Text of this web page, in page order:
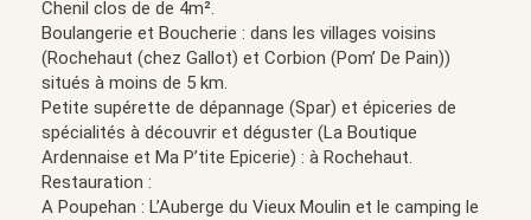
Chenil clos de de 4m².
Boulangerie et Boucherie : dans les villages voisins
(Rochehaut (chez Gallot) et Corbion (Pom’ De Pain))
situés à moins de 5 km.
Petite supérette de dépannage (Spar) et épiceries de
spécialités à découvrir et déguster (La Boutique
Ardennaise et Ma P’tite Epicerie) : à Rochehaut.
Restauration :
A Poupehan : L’Auberge du Vieux Moulin et le camping le